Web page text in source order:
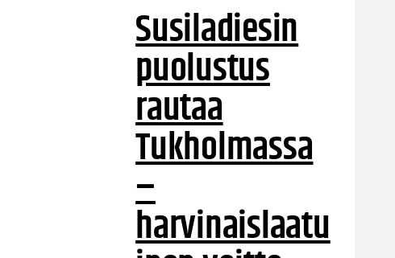
Susiladiesin
puolustus
rautaa
Tukholmassa
–
harvinaislaatu